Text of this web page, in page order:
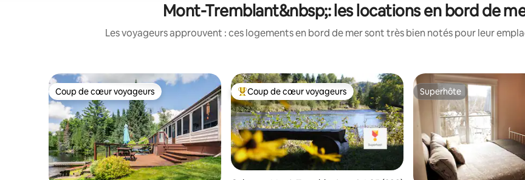
Mont-Tremblant&nbsp;: les locations en bord de
Les voyageurs approuvent : ces logements en bord de mer sont très bien notés pour leur
Coup de cœur voyageurs
Coup de cœur voyageurs Coups de cœur voyageurs les plus appréciés
Coup de cœur voyageurs Superhôte
Superhôte